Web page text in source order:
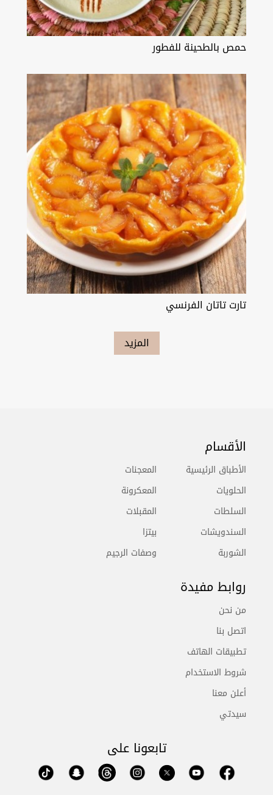
حمص بالطحينة للفطور
تارت تاتان الفرنسي
المزيد
الأقسام
الأطباق الرئيسية
الحلويات
السلطات
السندويشات
الشوربة
المعجنات
المعكرونة
المقبلات
بيتزا
وصفات الرجيم
روابط مفيدة
من نحن
اتصل بنا
تطبيقات الهاتف
شروط الاستخدام
أعلن معنا
سيدتي
تابعونا على